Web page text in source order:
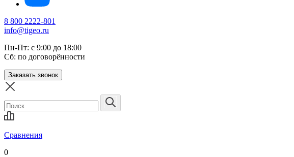
8 800 2222-801
info@tigeo.ru
Пн-Пт: с 9:00 до 18:00
Сб: по договорённости
Заказать звонок
Сравнения
0